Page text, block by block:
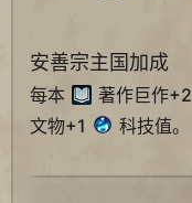
安善宗主国加成
每本 著作巨作+2
文物+1
科技值。